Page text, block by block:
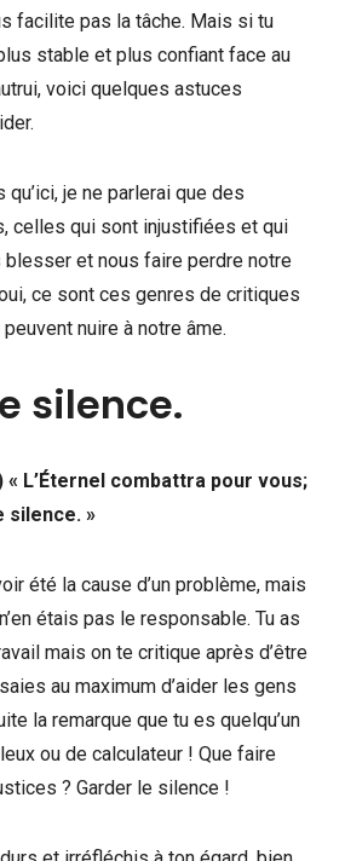
facilite pas la tâche. Mais si tu
stable et plus confiant face au
voici quelques astuces
je ne parlerai que des
celles qui sont injustifiées et qui
blesser et nous faire perdre notre
ce sont ces genres de critiques
nuire à notre âme.
silence.
« L’Éternel combattra pour vous;
silence. »
été la cause d’un problème, mais
étais pas le responsable. Tu as
mais on te critique après d’être
au maximum d’aider les gens
la remarque que tu es quelqu’un
ou de calculateur ! Que faire
? Garder le silence !